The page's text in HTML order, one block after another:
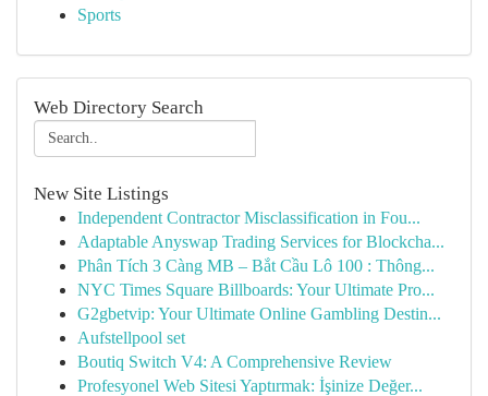
Sports
Web Directory Search
New Site Listings
Independent Contractor Misclassification in Fou...
Adaptable Anyswap Trading Services for Blockcha...
Phân Tích 3 Càng MB – Bắt Cầu Lô 100 : Thông...
NYC Times Square Billboards: Your Ultimate Pro...
G2gbetvip: Your Ultimate Online Gambling Destin...
Aufstellpool set
Boutiq Switch V4: A Comprehensive Review
Profesyonel Web Sitesi Yaptırmak: İşinize Değer...